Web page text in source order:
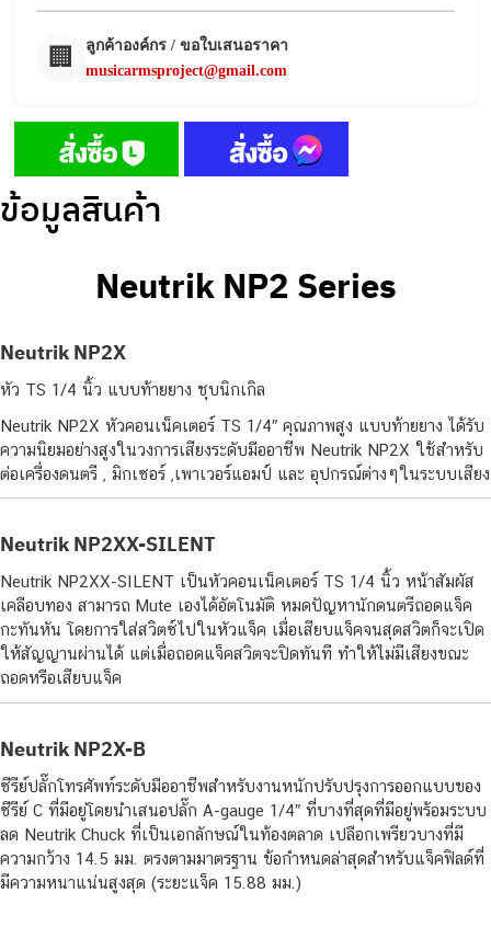
🏢
ลูกค้าองค์กร / ขอใบเสนอราคา
musicarmsproject@gmail.com
ข้อมูลสินค้า
Neutrik NP2 Series
Neutrik NP2X
หัว TS 1/4 นิ้ว แบบท้ายยาง ชุบนิกเกิล
Neutrik NP2X หัวคอนเน็คเตอร์ TS 1/4″ คุณภาพสูง แบบท้ายยาง ได้รับ
ความนิยมอย่างสูงในวงการเสียงระดับมืออาชีพ Neutrik NP2X ใช้สำหรับ
ต่อเครื่องดนตรี , มิกเซอร์ ,เพาเวอร์แอมป์ และ อุปกรณ์ต่างๆในระบบเสียง
Neutrik NP2XX-SILENT
Neutrik NP2XX-SILENT เป็นหัวคอนเน็คเตอร์ TS 1/4 นิ้ว หน้าสัมผัส
เคลือบทอง สามารถ Mute เองได้อัตโนมัติ หมดปัญหานักดนตรีถอดแจ็ค
กะทันหัน โดยการใส่สวิตซ์ไปในหัวแจ็ค เมื่อเสียบแจ็คจนสุดสวิตก็จะเปิด
ให้สัญญานผ่านได้ แต่เมื่อถอดแจ็คสวิตจะปิดทันที ทำให้ไม่มีเสียงขณะ
ถอดหรือเสียบแจ็ค
Neutrik NP2X-B
ซีรีย์ปลั๊กโทรศัพท์ระดับมืออาชีพสำหรับงานหนักปรับปรุงการออกแบบของ
ซีรีย์ C ที่มีอยู่โดยนำเสนอปลั๊ก A-gauge 1/4″ ที่บางที่สุดที่มีอยู่พร้อมระบบ
ลด Neutrik Chuck ที่เป็นเอกลักษณ์ในท้องตลาด เปลือกเพรียวบางที่มี
ความกว้าง 14.5 มม. ตรงตามมาตรฐาน ข้อกำหนดล่าสุดสำหรับแจ็คฟิลด์ที่
มีความหนาแน่นสูงสุด (ระยะแจ็ค 15.88 มม.)